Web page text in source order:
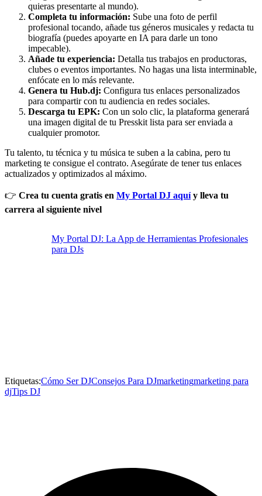
quieras presentarte al mundo).
Completa tu información: Sube una foto de perfil
profesional tocando, añade tus géneros musicales y redacta tu
biografía (puedes apoyarte en IA para darle un tono
impecable).
Añade tu experiencia: Detalla tus trabajos en productoras,
clubes o eventos importantes. No hagas una lista interminable,
enfócate en lo más relevante.
Genera tu Hub.dj: Configura tus enlaces personalizados
para compartir con tu audiencia en redes sociales.
Descarga tu EPK: Con un solo clic, la plataforma generará
una imagen digital de tu Presskit lista para ser enviada a
cualquier promotor.
Tu talento, tu técnica y tu música te suben a la cabina, pero tu
marketing te consigue el contrato. Asegúrate de tener tus enlaces
actualizados y optimizados al máximo.
👉 Crea tu cuenta gratis en My Portal DJ aquíy lleva tu
carrera al siguiente nivel
My Portal DJ: La App de Herramientas Profesionales
para DJs
Etiquetas:Cómo Ser DJConsejos Para DJmarketingmarketing para
djTips DJ